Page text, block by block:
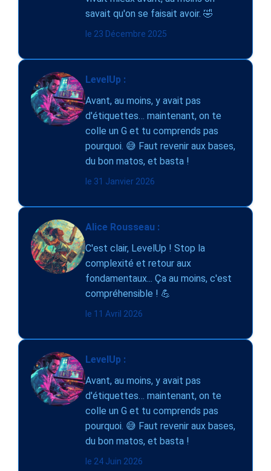
savait qu'on se faisait avoir. 🤣
le 23 Décembre 2025
LevelUp :
Avant, au moins, y avait pas
d'étiquettes… maintenant, on te
colle un G et tu comprends pas
pourquoi. 😅 Faut revenir aux bases,
du bon matos, et basta !
le 31 Janvier 2026
Alice Rousseau :
C'est clair, LevelUp ! Stop la
complexité et retour aux
fondamentaux... Ça au moins, c'est
compréhensible ! 💪
le 11 Avril 2026
LevelUp :
Avant, au moins, y avait pas
d'étiquettes… maintenant, on te
colle un G et tu comprends pas
pourquoi. 😅 Faut revenir aux bases,
du bon matos, et basta !
le 24 Juin 2026